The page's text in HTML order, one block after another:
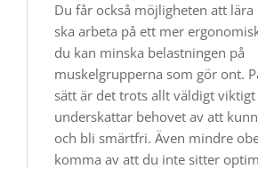
Du får också möjligheten att
ska arbeta på ett mer
du kan minska belastningen på
muskelgrupperna som gör ont.
sätt är det trots allt väldigt
underskattar behovet av att
och bli smärtfri. Även mindre
komma av att du inte sitter